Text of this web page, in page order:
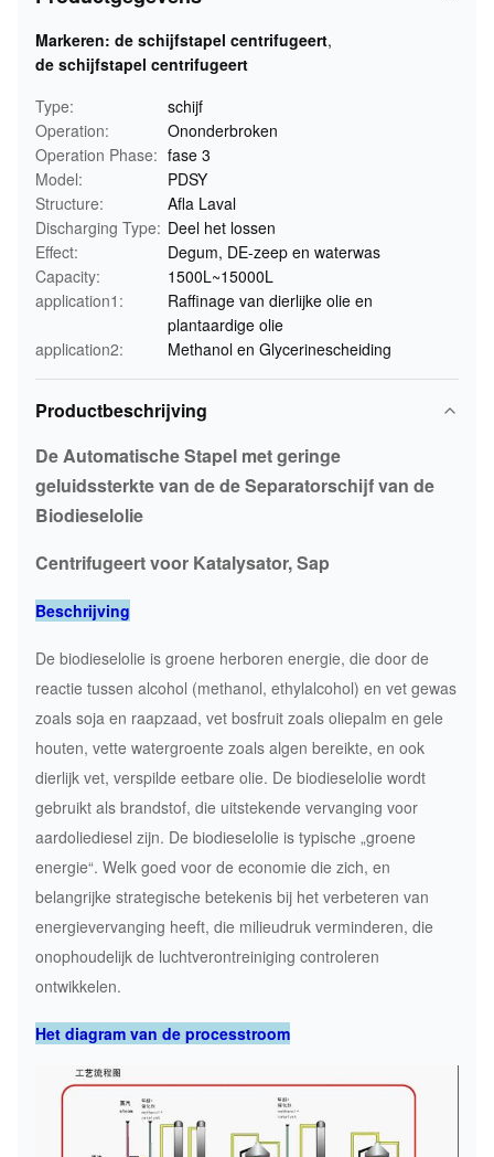
Markeren: de schijfstapel centrifugeert,
de schijfstapel centrifugeert
Type:
schijf
Operation:
Ononderbroken
Operation Phase: fase 3
Model:
PDSY
Structure:
Afla Laval
Discharging Type: Deel het lossen
Effect:
Degum, DE-zeep en waterwas
Capacity:
1500L~15000L
application1:
Raffinage van dierlijke olie en
plantaardige olie
application2:
Methanol en Glycerinescheiding
Productbeschrijving
De Automatische Stapel met geringe
geluidssterkte van de de Separatorschijf van de
Biodieselolie
Centrifugeert voor Katalysator, Sap
Beschrijving
De biodieselolie is groene herboren energie, die door de
reactie tussen alcohol (methanol, ethylalcohol) en vet gewas
zoals soja en raapzaad, vet bosfruit zoals oliepalm en gele
houten, vette watergroente zoals algen bereikte, en ook
dierlijk vet, verspilde eetbare olie. De biodieselolie wordt
gebruikt als brandstof, die uitstekende vervanging voor
aardoliediesel zijn. De biodieselolie is typische „groene
energie“. Welk goed voor de economie die zich, en
belangrijke strategische betekenis bij het verbeteren van
energievervanging heeft, die milieudruk verminderen, die
onophoudelijk de luchtverontreiniging controleren
ontwikkelen.
Het diagram van de processtroom